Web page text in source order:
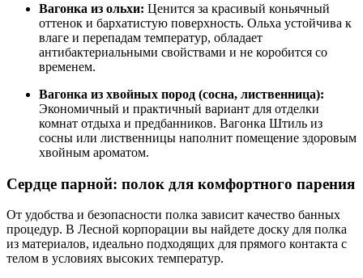
Вагонка из ольхи: Ценится за красивый коньячный
оттенок и бархатистую поверхность. Ольха устойчива к
влаге и перепадам температур, обладает
антибактериальными свойствами и не коробится со
временем.
Вагонка из хвойных пород (сосна, лиственница):
Экономичный и практичный вариант для отделки
комнат отдыха и предбанников. Вагонка Штиль из
сосны или лиственницы наполнит помещение здоровым
хвойным ароматом.
Сердце парной: полок для комфортного парения
От удобства и безопасности полка зависит качество банных
процедур. В Лесной корпорации вы найдете доску для полка
из материалов, идеально подходящих для прямого контакта с
телом в условиях высоких температур.